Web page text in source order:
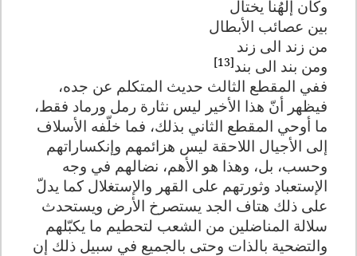
وكان إلهُنا يختال
بين عصائب الأبطال
من زند الى زند
ومن بند الى بند[13]
ففي المقطع الثالث حديث المتكلم عن جده،
فيظهر أنّ هذا الأخير ليس نثارة رمل ورماد فقط،
ما أوحي المقطع الثاني بذلك، فما خلّفه الأسلاف
إلى الأجيال اللاحقة ليس هزائمهم وإنكساراتهم
وحسب، بل، وهذا هو الأهم، نضالهم في وجه
الإستعباد وثورتهم على القهر والإستغلال كما يدلّ
على ذلك هتاف الجد يستصرخ الأرض ويستحدث
سلالة المناضلين من الشعب لتحطيم ما يكبّلهم
والتضحية بالذات وحتى بالجميع في سبيل ذلك إن